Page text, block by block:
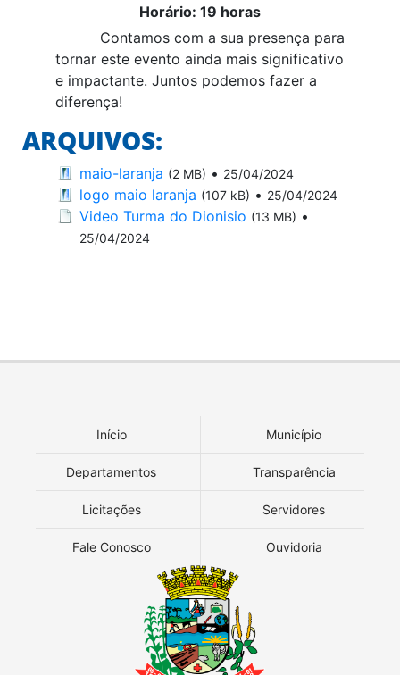
Horário: 19 horas
Contamos com a sua presença para
tornar este evento ainda mais significativo
e impactante. Juntos podemos fazer a
diferença!
ARQUIVOS:
maio-laranja (2 MB) • 25/04/2024
logo maio laranja (107 kB) • 25/04/2024
Video Turma do Dionisio (13 MB) •
25/04/2024
Início Município
Departamentos Transparência
Licitações Servidores
Fale Conosco Ouvidoria